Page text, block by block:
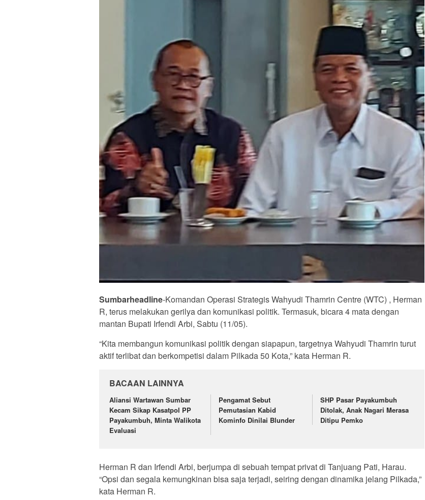
Sumbarheadline-Komandan Operasi Strategis Wahyudi Thamrin Centre (WTC) , Herman
R, terus melakukan gerilya dan komunikasi politik. Termasuk, bicara 4 mata dengan
mantan Bupati Irfendi Arbi, Sabtu (11/05).
“Kita membangun komunikasi politik dengan siapapun, targetnya Wahyudi Thamrin turut
aktif terlibat dan berkompetisi dalam Pilkada 50 Kota,” kata Herman R.
BACAAN LAINNYA
Aliansi Wartawan Sumbar
Kecam Sikap Kasatpol PP
Payakumbuh, Minta Walikota
Evaluasi
Pengamat Sebut
Pemutasian Kabid
Kominfo Dinilai Blunder
SHP Pasar Payakumbuh
Ditolak, Anak Nagari Merasa
Ditipu Pemko
Herman R dan Irfendi Arbi, berjumpa di sebuah tempat privat di Tanjuang Pati, Harau.
“Opsi dan segala kemungkinan bisa saja terjadi, seiring dengan dinamika jelang Pilkada,”
kata Herman R.